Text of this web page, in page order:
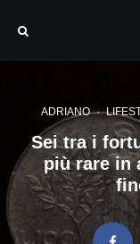
ADRIANO ·
Sei tra i
più rare in